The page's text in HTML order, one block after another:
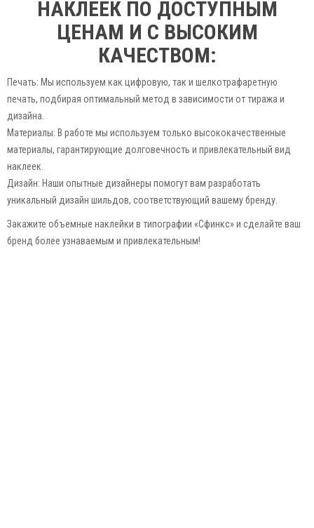
НАКЛЕЕК ПО ДОСТУПНЫМ
ЦЕНАМ И С ВЫСОКИМ
КАЧЕСТВОМ:
Печать: Мы используем как цифровую, так и шелкотрафаретную
печать, подбирая оптимальный метод в зависимости от тиража и
дизайна.
Материалы: В работе мы используем только высококачественные
материалы, гарантирующие долговечность и привлекательный вид
наклеек.
Дизайн: Наши опытные дизайнеры помогут вам разработать
уникальный дизайн шильдов, соответствующий вашему бренду.
Закажите объемные наклейки в типографии «Сфинкс» и сделайте ваш
бренд более узнаваемым и привлекательным!